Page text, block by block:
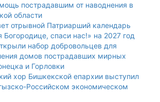
пострадавшим от наводнения в
области
отрывной Патриарший календарь
Богородице, спаси нас!» на 2027 год
набор добровольцев для
домов пострадавших мирных
и Горловки
хор Бишкекской епархии выступил
Российском экономическом